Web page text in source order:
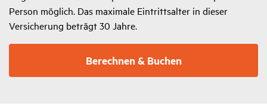
Person möglich. Das maximale Eintrittsalter in dieser
Versicherung beträgt 30 Jahre.
Berechnen & Buchen